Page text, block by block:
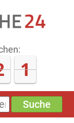
1
Suche